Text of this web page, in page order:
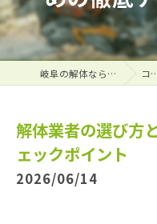
岐阜の解体なら株式会社大福 コラム
解体業者の選び方
ェックポイント
2026/06/14